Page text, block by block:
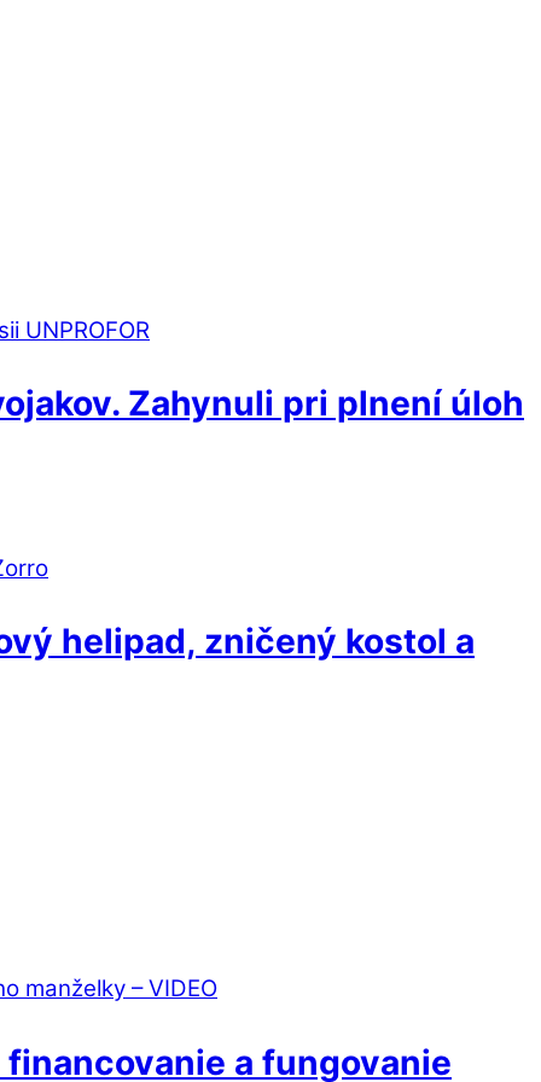
Zahynuli pri plnení úloh
helipad, zničený kostol a
a fungovanie